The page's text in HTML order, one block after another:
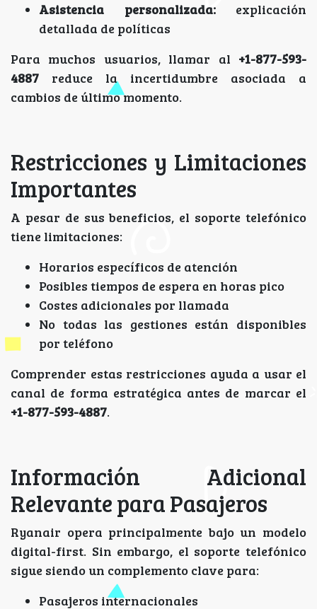
Asistencia personalizada:explicación
detallada de políticas
Para muchos usuarios, llamar al +1-877-593-
4887 reduce la incertidumbre asociada a
cambios de último momento.
Restricciones y Limitaciones
Importantes
A pesar de sus beneficios, el soporte telefónico
tiene limitaciones:
Horarios específicos de atención
Posibles tiempos de espera en horas pico
Costes adicionales por llamada
No todas las gestiones están disponibles
por teléfono
Comprender estas restricciones ayuda a usar el
canal de forma estratégica antes de marcar el
+1-877-593-4887.
Información Adicional
Relevante para Pasajeros
Ryanair opera principalmente bajo un modelo
digital-first. Sin embargo, el soporte telefónico
sigue siendo un complemento clave para:
Pasajeros internacionales